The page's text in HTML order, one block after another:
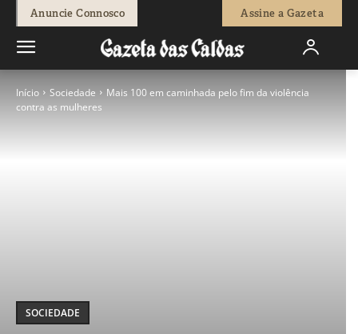
Anuncie Connosco Assine a Gazeta
Início Sociedade
Mais 100 em caminhada pelo fim da violência
contra as mulheres
SOCIEDADE